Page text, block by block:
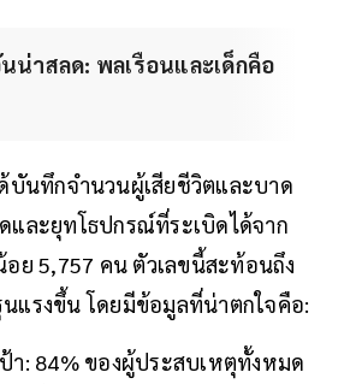
น่าสลด: พลเรือนและเด็กคือ
บันทึกจำนวนผู้เสียชีวิตและบาด
และยุทโธปกรณ์ที่ระเบิดได้จาก
อย 5,757 คน ตัวเลขนี้สะท้อนถึง
แรงขึ้น โดยมีข้อมูลที่น่าตกใจคือ:
า: 84% ของผู้ประสบเหตุทั้งหมด